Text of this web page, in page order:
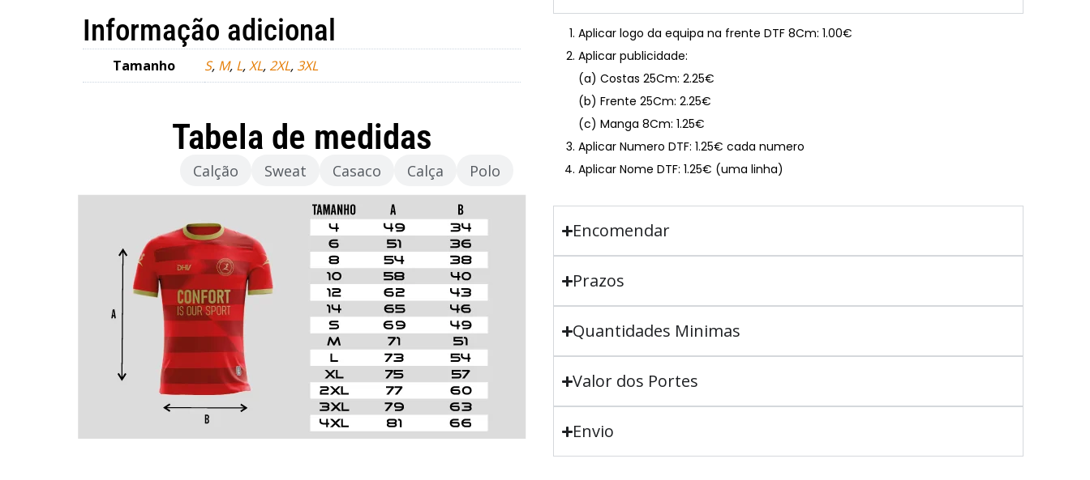
Informação adicional
Tamanho S, M, L,XL, 2XL, 3XL
Tabela de medidas
Calção Sweat Casaco Calça Polo
Aplicar logo da equipa na frente DTF 8Cm: 1.00€
Aplicar publicidade:
(a) Costas 25Cm: 2.25€
(b) Frente 25Cm: 2.25€
(c) Manga 8Cm: 1.25€
Aplicar Numero DTF: 1.25€ cada numero
Aplicar Nome DTF: 1.25€ (uma linha)
Encomendar
Prazos
Quantidades Minimas
Valor dos Portes
Envio